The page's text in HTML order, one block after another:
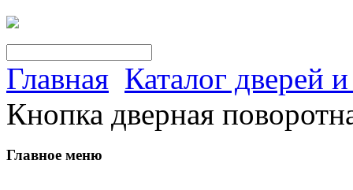
Главная Каталог дверей
Кнопка дверная
Главное меню